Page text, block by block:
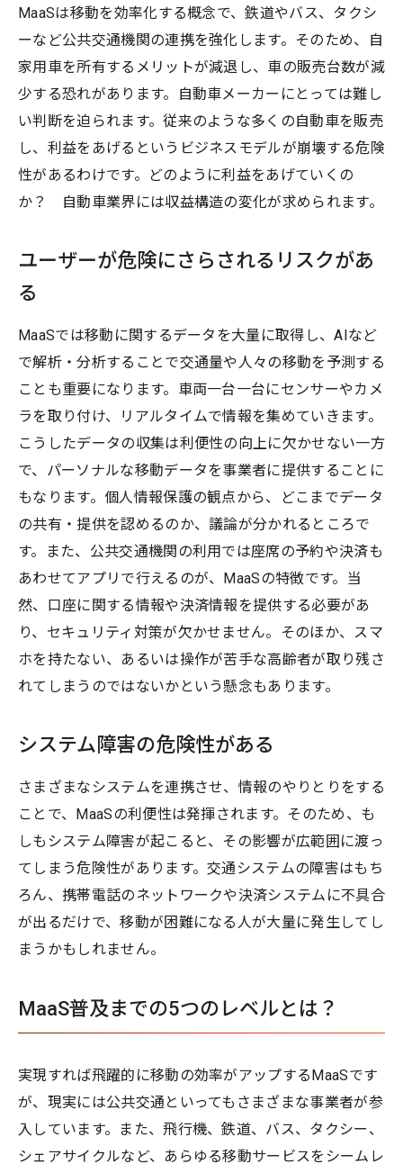
MaaSは移動を効率化する概念で、鉄道やバス、タクシ
ーなど公共交通機関の連携を強化します。そのため、自
家用車を所有するメリットが減退し、車の販売台数が減
少する恐れがあります。自動車メーカーにとっては難し
い判断を迫られます。従来のような多くの自動車を販売
し、利益をあげるというビジネスモデルが崩壊する危険
性があるわけです。どのように利益をあげていくの
か？ 自動車業界には収益構造の変化が求められます。
ユーザーが危険にさらされるリスクがあ
る
MaaSでは移動に関するデータを大量に取得し、AIなど
で解析・分析することで交通量や人々の移動を予測する
ことも重要になります。車両一台一台にセンサーやカメ
ラを取り付け、リアルタイムで情報を集めていきます。
こうしたデータの収集は利便性の向上に欠かせない一方
で、パーソナルな移動データを事業者に提供することに
もなります。個人情報保護の観点から、どこまでデータ
の共有・提供を認めるのか、議論が分かれるところで
す。また、公共交通機関の利用では座席の予約や決済も
あわせてアプリで行えるのが、MaaSの特徴です。当
然、口座に関する情報や決済情報を提供する必要があ
り、セキュリティ対策が欠かせません。そのほか、スマ
ホを持たない、あるいは操作が苦手な高齢者が取り残さ
れてしまうのではないかという懸念もあります。
システム障害の危険性がある
さまざまなシステムを連携させ、情報のやりとりをする
ことで、MaaSの利便性は発揮されます。そのため、も
しもシステム障害が起こると、その影響が広範囲に渡っ
てしまう危険性があります。交通システムの障害はもち
ろん、携帯電話のネットワークや決済システムに不具合
が出るだけで、移動が困難になる人が大量に発生してし
まうかもしれません。
MaaS普及までの5つのレベルとは？
実現すれば飛躍的に移動の効率がアップするMaaSです
が、現実には公共交通といってもさまざまな事業者が参
入しています。また、飛行機、鉄道、バス、タクシー、
シェアサイクルなど、あらゆる移動サービスをシームレ